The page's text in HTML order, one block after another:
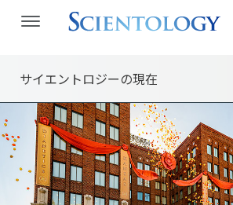
サイエントロジーの現在